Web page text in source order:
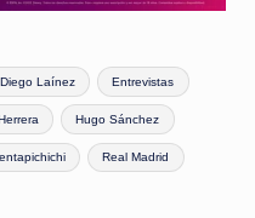
Diego Laínez Entrevistas
Hugo Sánchez
Real Madrid